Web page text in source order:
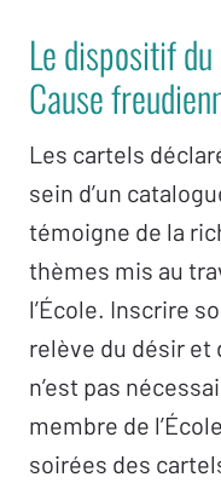
Le dispositif
Cause
Les cartels
sein d’un
témoigne de la
thèmes mis au
l’École. Inscrire
relève du désir et
n’est pas
membre de
soirées des